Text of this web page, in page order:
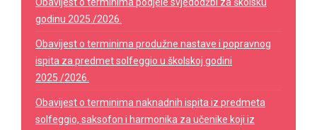
godinu 2025./2026.
Obavijest o terminima produžne nastave i popravnog
ispita za predmet solfeggio u školskoj godini
2025./2026.
Obavijest o terminima naknadnih ispita iz predmeta
solfeggio, saksofon i harmonika za učenike koji iz